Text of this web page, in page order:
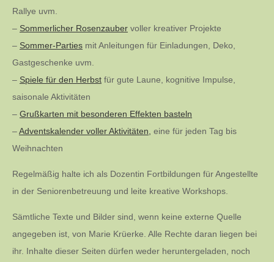
Rallye uvm.
– Sommerlicher Rosenzauber voller kreativer Projekte
– Sommer-Parties mit Anleitungen für Einladungen, Deko,
Gastgeschenke uvm.
– Spiele für den Herbst für gute Laune, kognitive Impulse,
saisonale Aktivitäten
– Grußkarten mit besonderen Effekten basteln
–Adventskalender voller Aktivitäten, eine für jeden Tag bis
Weihnachten
Regelmäßig halte ich als Dozentin Fortbildungen für Angestellte
in der Seniorenbetreuung und leite kreative Workshops.
Sämtliche Texte und Bilder sind, wenn keine externe Quelle
angegeben ist, von Marie Krüerke. Alle Rechte daran liegen bei
ihr. Inhalte dieser Seiten dürfen weder heruntergeladen, noch